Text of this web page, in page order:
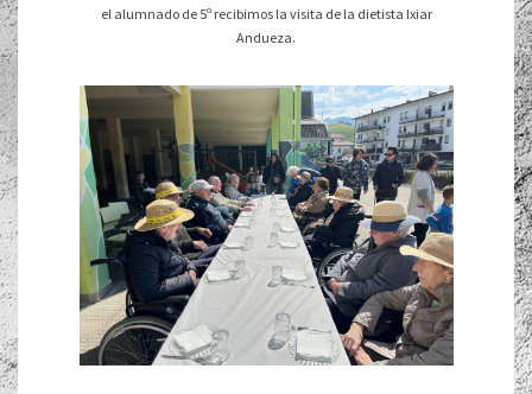
el alumnado de 5º recibimos la visita de la dietista Ixiar
Andueza.